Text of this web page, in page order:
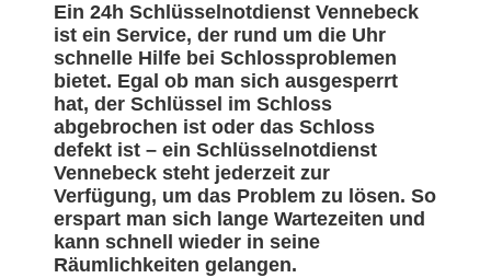
Ein 24h Schlüsselnotdienst Vennebeck
ist ein Service, der rund um die Uhr
schnelle Hilfe bei Schlossproblemen
bietet. Egal ob man sich ausgesperrt
hat, der Schlüssel im Schloss
abgebrochen ist oder das Schloss
defekt ist – ein Schlüsselnotdienst
Vennebeck steht jederzeit zur
Verfügung, um das Problem zu lösen. So
erspart man sich lange Wartezeiten und
kann schnell wieder in seine
Räumlichkeiten gelangen.